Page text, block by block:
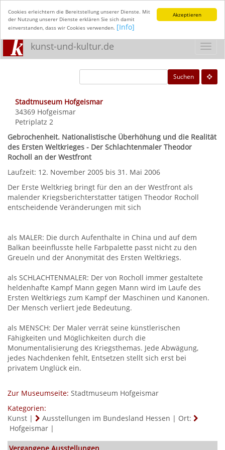
Akzeptieren
Cookies erleichtern die Bereitstellung unserer Dienste. Mit
der Nutzung unserer Dienste erklären Sie sich damit
einverstanden, dass wir Cookies verwenden. [Info]
kunst-und-kultur.de
Suchen
Stadtmuseum Hofgeismar
34369 Hofgeismar
Petriplatz 2
Gebrochenheit. Nationalistische Überhöhung und die Realität
des Ersten Weltkrieges - Der Schlachtenmaler Theodor
Rocholl an der Westfront
Laufzeit: 12. November 2005 bis 31. Mai 2006
Der Erste Weltkrieg bringt für den an der Westfront als
malender Kriegsberichterstatter tätigen Theodor Rocholl
entscheidende Veränderungen mit sich
als MALER: Die durch Aufenthalte in China und auf dem
Balkan beeinflusste helle Farbpalette passt nicht zu den
Greueln und der Anonymität des Ersten Weltkriegs.
als SCHLACHTENMALER: Der von Rocholl immer gestaltete
heldenhafte Kampf Mann gegen Mann wird im Laufe des
Ersten Weltkriegs zum Kampf der Maschinen und Kanonen.
Der Mensch verliert jede Bedeutung.
als MENSCH: Der Maler verrät seine künstlerischen
Fähigkeiten und Möglichkeiten durch die
Monumentalisierung des Kriegsthemas. Jede Abwägung,
jedes Nachdenken fehlt, Entsetzen stellt sich erst bei
privatem Unglück ein.
Zur Museumseite: Stadtmuseum Hofgeismar
Kategorien:
Kunst | Ausstellungen im Bundesland Hessen | Ort:
Hofgeismar |